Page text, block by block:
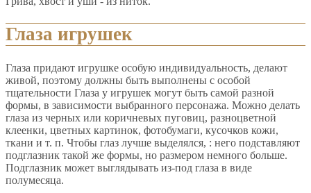
Глаза игрушек
Глаза придают игрушке особую индивидуальность, делают
живой, поэтому должны быть выполнены с особой
тщательности Глаза у игрушек могут быть самой разной
формы, в зависимости выбранного персонажа. Можно делать
глаза из черных или коричневых пуговиц, разноцветной
клеенки, цветных картинок, фотобумаги, кусочков кожи,
ткани и т. п. Чтобы глаз лучше выделялся, : него подставляют
подглазник такой же формы, но размером немного больше.
Подглазник может выглядывать из-под глаза в виде
полумесяца.